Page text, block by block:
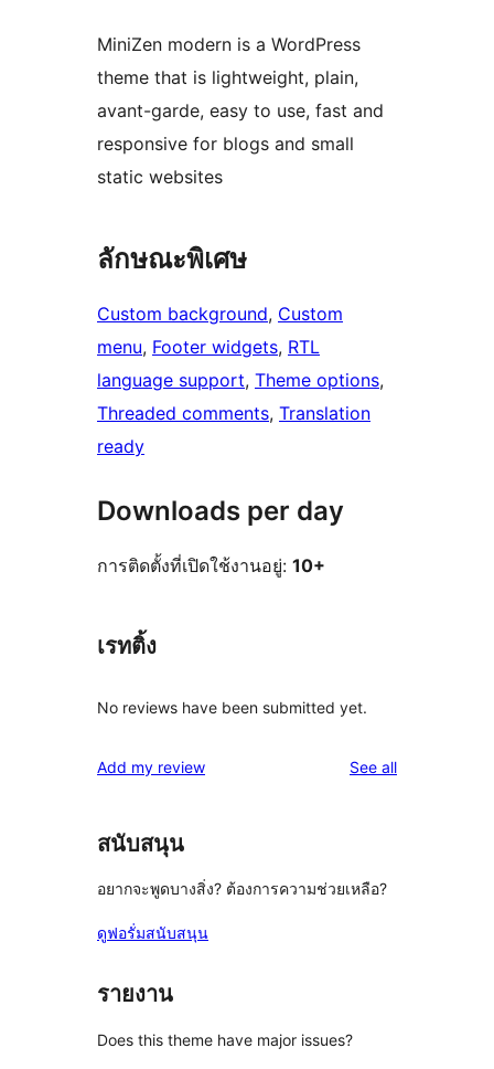
MiniZen modern is a WordPress
theme that is lightweight, plain,
avant-garde, easy to use, fast and
responsive for blogs and small
static websites
ลักษณะพิเศษ
Custom background, Custom
menu, Footer widgets, RTL
language support, Theme options
Threaded comments, Translation
ready
Downloads per day
การติดตั้งที่เปิดใช้งานอยู่: 10+
เรทติ้ง
No reviews have been submitted yet.
Add my review See allreviews
สนับสนุน
อยากจะพูดบางสิ่ง? ต้องการความช่วยเหลือ?
ดูฟอรั่มสนับสนุน
รายงาน
Does this theme have major issues?